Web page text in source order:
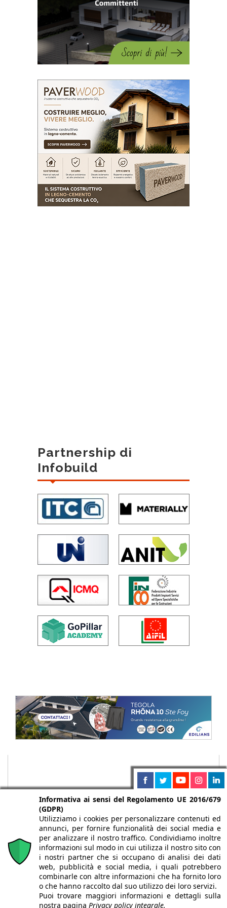
Partnership di
Infobuild
Chi siamo Autori Per la tua pubblicità
Iscriviti alla
newsletter
Informativa ai sensi del Regolamento UE 2016/679
(GDPR)
Utilizziamo i cookies per personalizzare contenuti ed
annunci, per fornire funzionalità dei social media e
per analizzare il nostro traffico. Condividiamo inoltre
informazioni sul modo in cui utilizza il nostro sito con
i nostri partner che si occupano di analisi dei dati
web, pubblicità e social media, i quali potrebbero
combinarle con altre informazioni che ha fornito loro
o che hanno raccolto dal suo utilizzo dei loro servizi.
Puoi trovare maggiori informazioni e dettagli sulla
nostra pagina Privacy policy integrale.